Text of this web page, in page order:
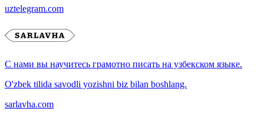
uztelegram.com
С нами вы научитесь грамотно писать на узбекском языке.
O'zbek tilida savodli yozishni biz bilan boshlang.
sarlavha.com